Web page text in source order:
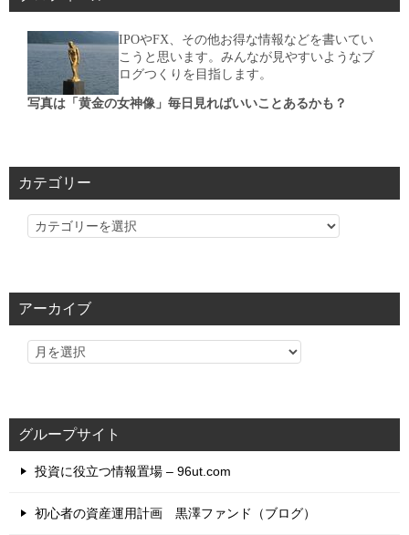
IPOやFX、その他お得な情報などを書いてい
こうと思います。みんなが見やすいようなブ
ログつくりを目指します。
写真は「黄金の女神像」毎日見ればいいことあるかも？
カテゴリー
カ
リ
アーカイブ
グループサイト
投資に役立つ情報置場 – 96ut.com
初心者の資産運用計画 黒澤ファンド（ブログ）